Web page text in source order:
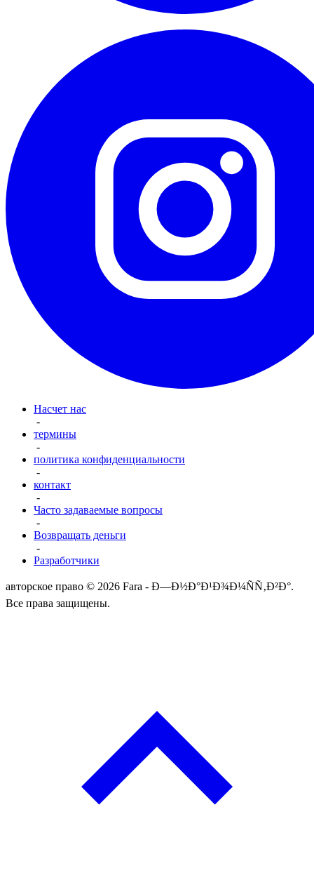
Насчет нас
-
термины
-
политика конфиденциальности
-
контакт
-
Часто задаваемые вопросы
-
Возвращать деньги
-
Разработчики
авторское право © 2026 Fara - Ð—Ð½Ð°Ð¹Ð¾Ð¼ÑÑ‚Ð²Ð°.
Все права защищены.